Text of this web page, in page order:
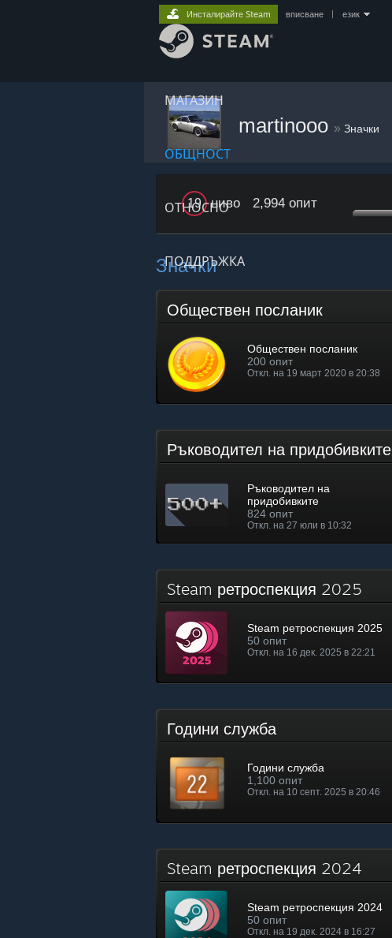
МАГАЗИН
ОБЩНОСТ
ОТНОСНО
ПОДДРЪЖКА
Инсталирайте Steam вписване език
martinooo » Значки
19 ниво 2,994 опит
Значки
Обществен посланик
Обществен посланик
200 опит
Откл. на 19 март 2020 в 20:38
Ръководител на придобивките
Ръководител на
придобивките
824 опит
Откл. на 27 юли в 10:32
Steam ретроспекция 2025
Steam ретроспекция 2025
50 опит
Откл. на 16 дек. 2025 в 22:21
Години служба
Години служба
1,100 опит
Откл. на 10 септ. 2025 в 20:46
Steam ретроспекция 2024
Steam ретроспекция 2024
50 опит
Откл. на 19 дек. 2024 в 16:27